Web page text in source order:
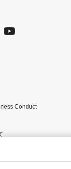
Conduct